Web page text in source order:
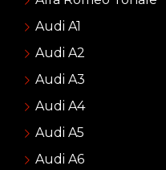
Audi A1
Audi A2
Audi A3
Audi A4
Audi A5
Audi A6